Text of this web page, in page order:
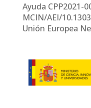
Ayuda CPP2021-
MCIN/AEI/
Unión Europea